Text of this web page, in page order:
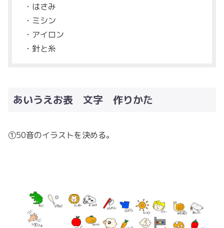
・はさみ
・ミシン
・アイロン
・針と糸
あいうえお表 文字 作りかた
①50音のイラストを決める。